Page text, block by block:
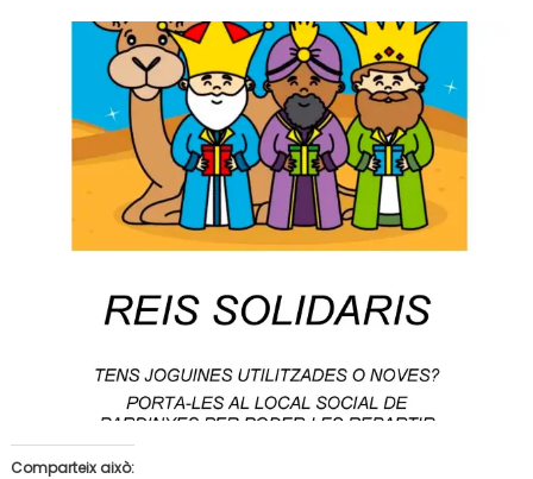
Comparteix això: